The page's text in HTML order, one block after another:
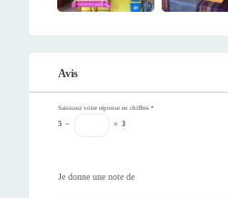
Avis
Saisissez votre réponse en chiffres *
5 − = 3